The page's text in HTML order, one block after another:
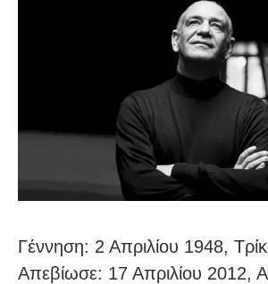
Γέννηση: 2 Απριλίου 1948,
Απεβίωσε: 17 Απριλίου 2012,